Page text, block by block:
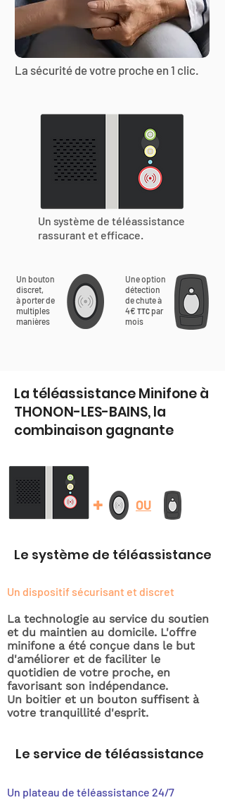
La sécurité de votre proche en 1 clic.
Un système de téléassistance
rassurant et efficace.
Un bouton
discret,
à porter de
multiples
manières
Une option
détection
de chute à
4€ TTC par
mois
La téléassistance Minifone à
THONON-LES-BAINS, la
combinaison gagnante
+ OU
Le système de téléassistance
Un dispositif sécurisant et discret
La technologie au service du soutien
et du maintien au domicile. L'offre
minifone a été conçue dans le but
d'améliorer et de faciliter le
quotidien de votre proche, en
favorisant son indépendance.
Un boitier et un bouton suffisent à
votre tranquillité d'esprit.
Le service de téléassistance
Un plateau de téléassistance 24/7